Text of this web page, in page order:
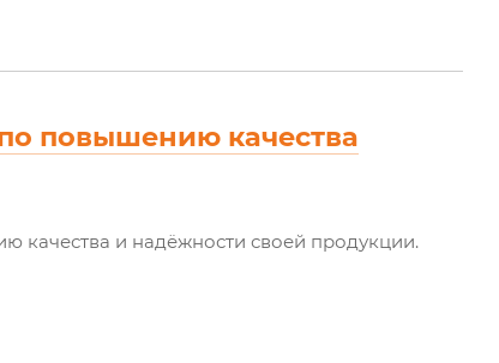
повышению качества
качества и надёжности своей продукции.